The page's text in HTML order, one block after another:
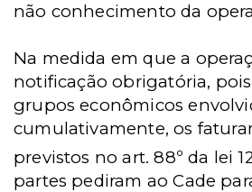
não conhecimento da
Na medida em que a
notificação obrigatória,
grupos econômicos
cumulativamente, os
previstos no art. 88º da lei
partes pediram ao Cade